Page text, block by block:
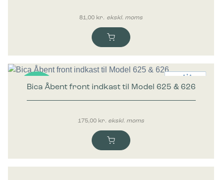
81,00 kr. ekskl. moms
Bica Åbent front indkast til Model 625 & 626
175,00 kr. ekskl. moms